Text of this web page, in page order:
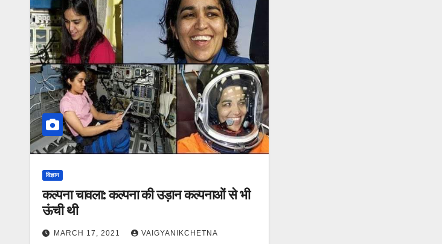
विज्ञान
कल्पना चावला: कल्पना की उड़ान कल्पनाओं से भी
ऊंची थी
MARCH 17, 2021 VAIGYANIKCHETNA